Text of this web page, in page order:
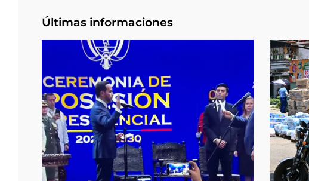
Últimas informaciones